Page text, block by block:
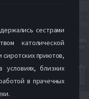
сестрами
католической
сиротских приютов,
близких
в прачечных